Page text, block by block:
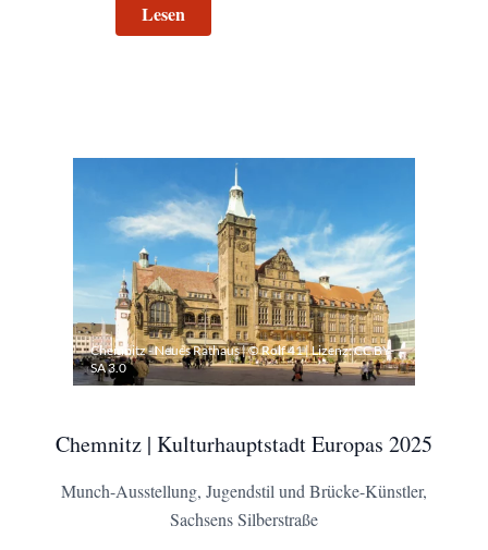
Lesen
Chemnitz - Neues Rathaus | © Rolf 41 | Lizenz:CC BY-
SA 3.0
Chemnitz | Kulturhauptstadt Europas 2025
Munch-Ausstellung, Jugendstil und Brücke-Künstler,
Sachsens Silberstraße